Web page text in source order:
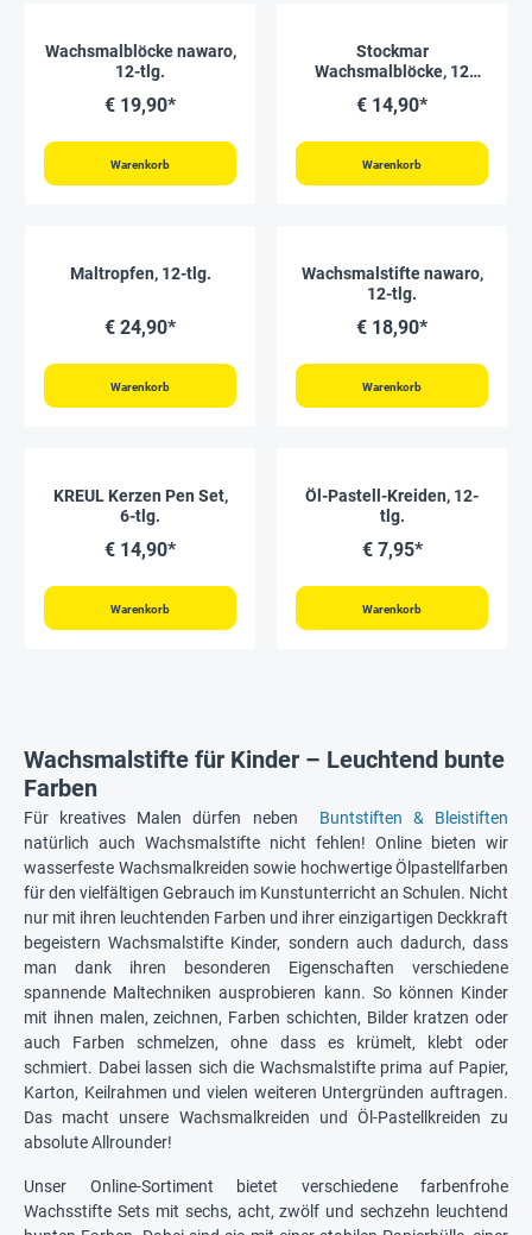
Wachsmalblöcke nawaro,
12-tlg.
€ 19,90*
Warenkorb
Stockmar
Wachsmalblöcke, 12
€ 14,90*
Warenkorb
Maltropfen, 12-tlg.
€ 24,90*
Warenkorb
Wachsmalstifte nawaro,
12-tlg.
€ 18,90*
Warenkorb
KREUL Kerzen Pen Set,
6-tlg.
€ 14,90*
Warenkorb
Öl-Pastell-Kreiden, 12-
tlg.
€ 7,95*
Warenkorb
Wachsmalstifte für Kinder – Leuchtend bunte
Farben
Für kreatives Malen dürfen neben Buntstiften & Bleistiften
natürlich auch Wachsmalstifte nicht fehlen! Online bieten wir
wasserfeste Wachsmalkreiden sowie hochwertige Ölpastellfarben
für den vielfältigen Gebrauch im Kunstunterricht an Schulen. Nicht
nur mit ihren leuchtenden Farben und ihrer einzigartigen Deckkraft
begeistern Wachsmalstifte Kinder, sondern auch dadurch, dass
man dank ihren besonderen Eigenschaften verschiedene
spannende Maltechniken ausprobieren kann. So können Kinder
mit ihnen malen, zeichnen, Farben schichten, Bilder kratzen oder
auch Farben schmelzen, ohne dass es krümelt, klebt oder
schmiert. Dabei lassen sich die Wachsmalstifte prima auf Papier,
Karton, Keilrahmen und vielen weiteren Untergründen auftragen.
Das macht unsere Wachsmalkreiden und Öl-Pastellkreiden zu
absolute Allrounder!
Unser Online-Sortiment bietet verschiedene farbenfrohe
Wachsstifte Sets mit sechs, acht, zwölf und sechzehn leuchtend